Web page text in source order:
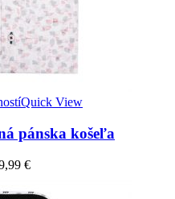
Quick View
pánska košeľa
€